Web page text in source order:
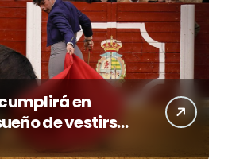
en
de vestirse
los suyos